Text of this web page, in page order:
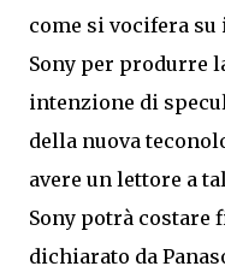
come si vocifera
Sony per produrre
intenzione di
della nuova
avere un lettore a
Sony potrà costare
dichiarato da